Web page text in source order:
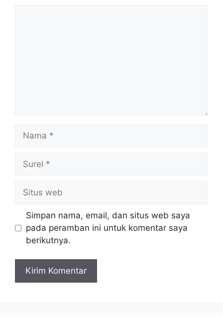
web
Simpan nama, email, dan situs web saya
pada peramban ini untuk komentar saya
berikutnya.